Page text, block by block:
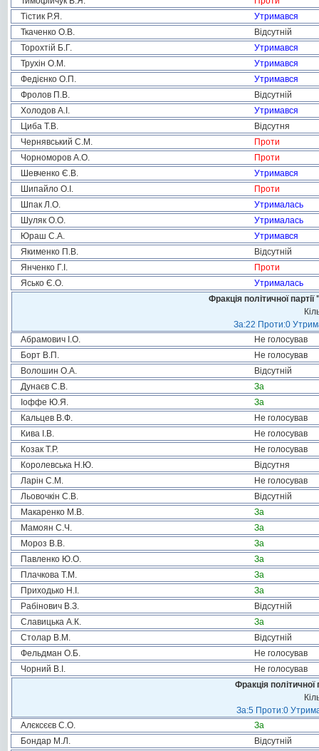
Тістик Р.Я.
Утримався
Ткаченко О.В.
Відсутній
Торохтій Б.Г.
Утримався
Трухін О.М.
Утримався
Федієнко О.П.
Утримався
Фролов П.В.
Відсутній
Холодов А.І.
Утримався
Циба Т.В.
Відсутня
Чернявський С.М.
Проти
Чорноморов А.О.
Проти
Шевченко Є.В.
Утримався
Шипайло О.І.
Проти
Шпак Л.О.
Утрималась
Шуляк О.О.
Утрималась
Юраш С.А.
Утримався
Якименко П.В.
Відсутній
Янченко Г.І.
Проти
Ясько Є.О.
Утрималась
Фракція політичної
За:22 Проти:0
Абрамович І.О.
Не голосував
Борт В.П.
Не голосував
Волошин О.А.
Відсутній
Дунаєв С.В.
За
Іоффе Ю.Я.
За
Кальцев В.Ф.
Не голосував
Кива І.В.
Не голосував
Козак Т.Р.
Не голосував
Королевська Н.Ю.
Відсутня
Ларін С.М.
Не голосував
Льовочкін С.В.
Відсутній
Макаренко М.В.
За
Мамоян С.Ч.
За
Мороз В.В.
За
Павленко Ю.О.
За
Плачкова Т.М.
За
Приходько Н.І.
За
Рабінович В.З.
Відсутній
Славицька А.К.
За
Столар В.М.
Відсутній
Фельдман О.Б.
Не голосував
Чорний В.І.
Не голосував
Фракція
За:5 Проти:0
Алєксєєв С.О.
За
Бондар М.Л.
Відсутній